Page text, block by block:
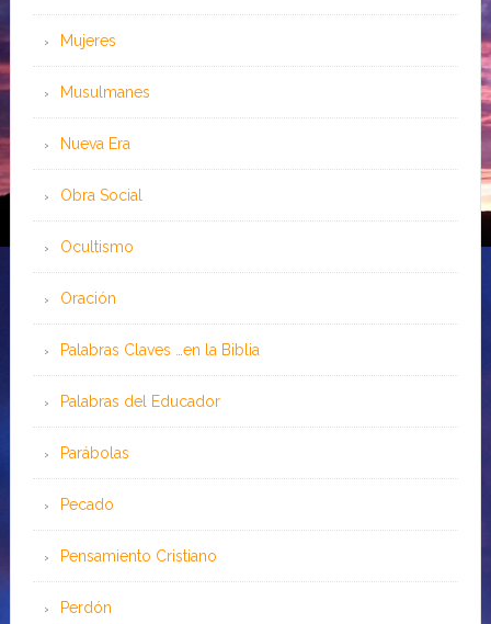
Mujeres
Musulmanes
Nueva Era
Obra Social
Ocultismo
Oración
Palabras Claves …en la Biblia
Palabras del Educador
Parábolas
Pecado
Pensamiento Cristiano
Perdón